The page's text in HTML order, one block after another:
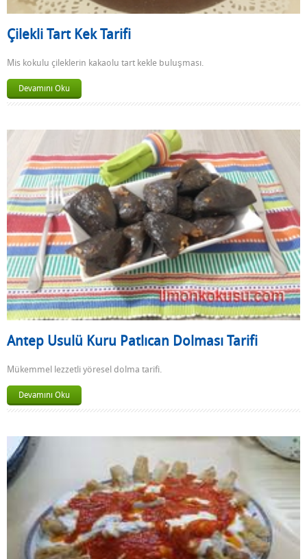
Çilekli Tart Kek Tarifi
Mis kokulu çileklerin kakaolu tart kekle buluşması.
Devamını Oku
Antep Usulü Kuru Patlıcan Dolması Tarifi
Mükemmel lezzetli yöresel dolma tarifi.
Devamını Oku